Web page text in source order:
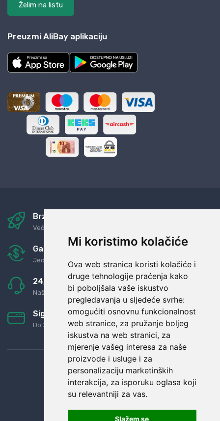
Mi koristimo kolačiće
Ova web stranica koristi kolačiće i
druge tehnologije praćenja kako
bi poboljšala vaše iskustvo
pregledavanja u sljedeće svrhe:
omogućiti osnovnu funkcionalnost
web stranice, za pružanje boljeg
iskustva na web stranici, za
mjerenje vašeg interesa za naše
proizvode i usluge i za
personalizaciju marketinških
interakcija, za isporuku oglasa koji
su relevantniji za vas.
Slažem se
Želim na listu
Preuzmi AliBay aplikaciju
Brza i sigurna dostava
Već za nekoliko dana kod vas
Garancija u povrat novaca
Jednostavno pravilo: Roba za novac
24/7 odlična podrška
Naši agenti uvijek na raspolaganju
Sigurno obročno plaćanje
Do 24 rata bez kamata